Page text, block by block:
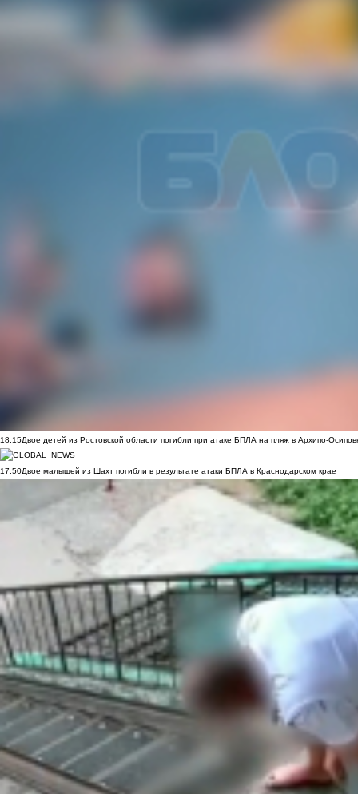
18:15Двое детей из Ростовской области погибли при атаке БПЛА на пляж в Архипо-
17:50Двое малышей из Шахт погибли в результате атаки БПЛА в Краснодарском крае